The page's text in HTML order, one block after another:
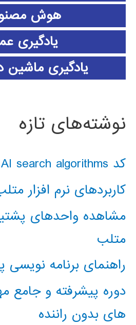
هوش
یادگیری
یادگیری ماشین
نوشته‌های تازه
کد classical AI search algorithms
کاربردهای نرم افزار
مشاهده واحدهای
متلب
راهنمای برنامه نویسی
دوره پیشرفته و جامع
های بدون راننده